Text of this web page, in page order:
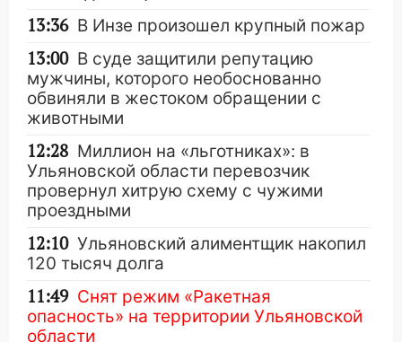
13:36 В Инзе произошел крупный пожар
13:00 В суде защитили репутацию
мужчины, которого необоснованно
обвиняли в жестоком обращении с
животными
12:28 Миллион на «льготниках»: в
Ульяновской области перевозчик
провернул хитрую схему с чужими
проездными
12:10 Ульяновский алиментщик накопил
120 тысяч долга
11:49 Снят режим «Ракетная
опасность» на территории Ульяновской
области